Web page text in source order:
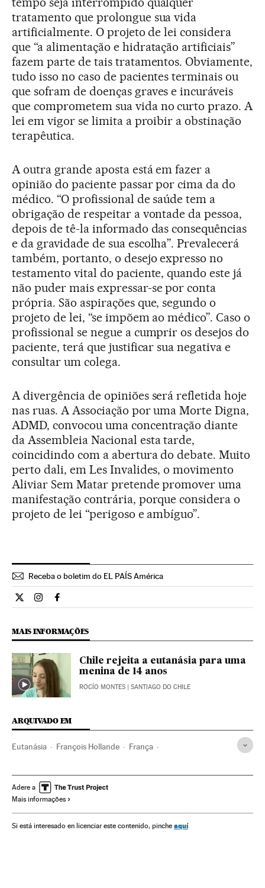
tratamento que prolongue sua vida
artificialmente. O projeto de lei considera
que “a alimentação e hidratação artificiais”
fazem parte de tais tratamentos. Obviamente,
tudo isso no caso de pacientes terminais ou
que sofram de doenças graves e incuráveis
que comprometem sua vida no curto prazo. A
lei em vigor se limita a proibir a obstinação
terapêutica.
A outra grande aposta está em fazer a
opinião do paciente passar por cima da do
médico. “O profissional de saúde tem a
obrigação de respeitar a vontade da pessoa,
depois de tê-la informado das consequências
e da gravidade de sua escolha”. Prevalecerá
também, portanto, o desejo expresso no
testamento vital do paciente, quando este já
não puder mais expressar-se por conta
própria. São aspirações que, segundo o
projeto de lei, “se impõem ao médico”. Caso o
profissional se negue a cumprir os desejos do
paciente, terá que justificar sua negativa e
consultar um colega.
A divergência de opiniões será refletida hoje
nas ruas. A Associação por uma Morte Digna,
ADMD, convocou uma concentração diante
da Assembleia Nacional esta tarde,
coincidindo com a abertura do debate. Muito
perto dali, em Les Invalides, o movimento
Aliviar Sem Matar pretende promover uma
manifestação contrária, porque considera o
projeto de lei “perigoso e ambíguo”.
Receba o boletim do EL PAÍS América
Internacional El País Brasil en Twitter
Internacional El País Brasil en Instagram
Internacional El País Brasil en Facebook
MAIS INFORMAÇÕES
Chile rejeita a eutanásia para uma
menina de 14 anos
ROCÍO MONTES | SANTIAGO DO CHILE
ARQUIVADO EM
Eutanásia François Hollande França
Morte com dignidade Doentes terminais
Medicina paliativa
Especialidades médicas Medicina Problemas sociais
Adere a
Mais informações
Si está interesado en licenciar este contenido, pinche aquí